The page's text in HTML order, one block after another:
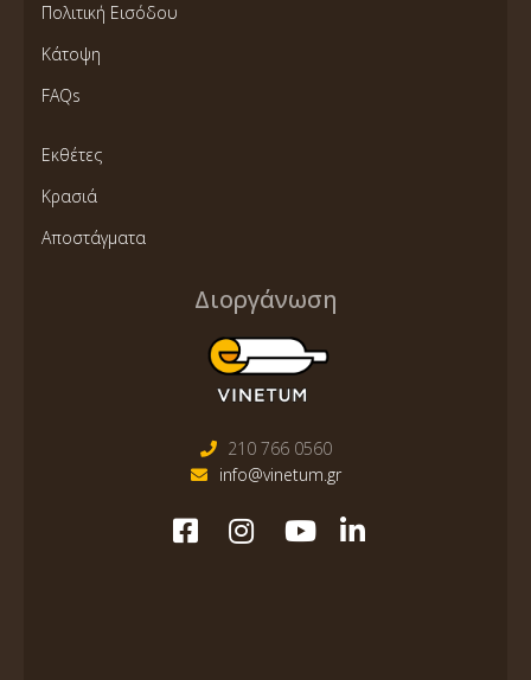
Πολιτική Εισόδου
Κάτοψη
FAQs
Εκθέτες
Κρασιά
Αποστάγματα
Διοργάνωση
210 766 0560
info@vinetum.gr